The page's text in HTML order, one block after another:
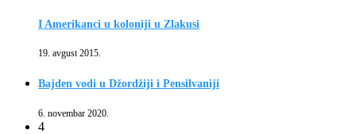
I Amerikanci u koloniji u Zlakusi
19. avgust 2015.
Bajden vodi u Džordžiji i Pensilvaniji
6. novembar 2020.
4